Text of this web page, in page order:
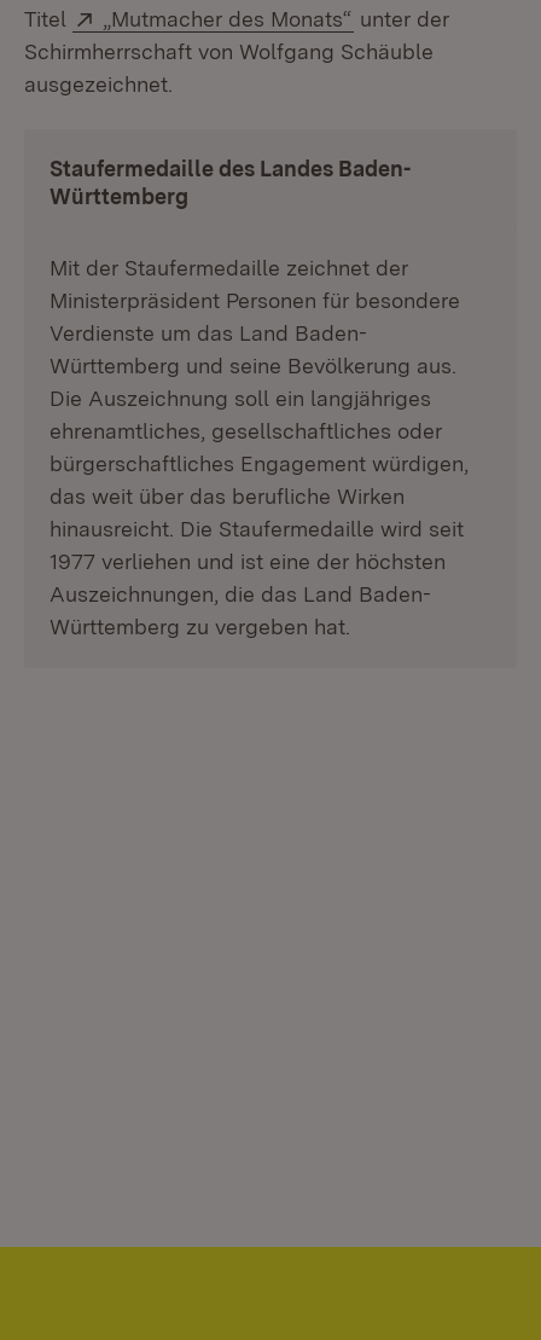
Titel
Extern:
„Mutmacher des Monats“ (Öffnet in neuem
unter der
Schirmherrschaft von Wolfgang Schäuble
ausgezeichnet.
Staufermedaille des Landes Baden-
Württemberg
Mit der Staufermedaille zeichnet der
Ministerpräsident Personen für besondere
Verdienste um das Land Baden-
Württemberg und seine Bevölkerung aus.
Die Auszeichnung soll ein langjähriges
ehrenamtliches, gesellschaftliches oder
bürgerschaftliches Engagement würdigen,
das weit über das berufliche Wirken
hinausreicht. Die Staufermedaille wird seit
1977 verliehen und ist eine der höchsten
Auszeichnungen, die das Land Baden-
Württemberg zu vergeben hat.